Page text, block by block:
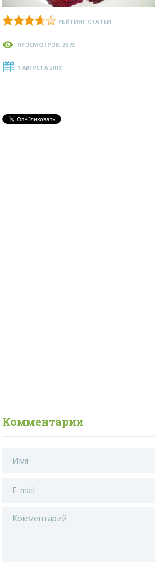
РЕЙТИНГ СТАТЬИ
ПРОСМОТРОВ: 2573
1 АВГУСТА 2013
Комментарии